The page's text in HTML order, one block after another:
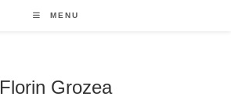
MENU
Florin Grozea